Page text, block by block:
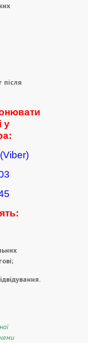
після
у
(Viber)